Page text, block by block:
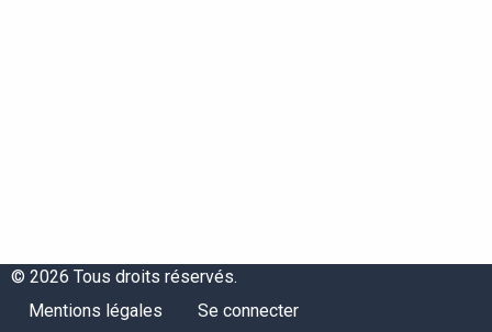
© 2026 Tous droits réservés.
Menu
Mentions légales
Menu
Se connecter